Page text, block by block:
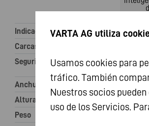
Indicación de carga
Carcasa
Seguridad
Anchura
Altura
Peso
VARTA AG utiliza
Usamos cookies para
tráfico. También
Nuestros socios
uso de los Servicios.